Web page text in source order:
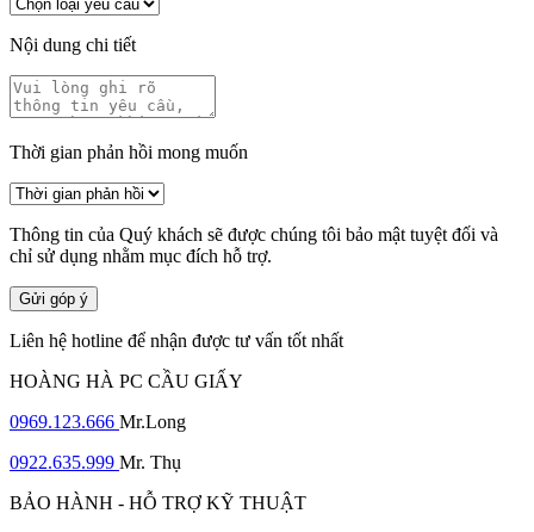
Nội dung chi tiết
Thời gian phản hồi mong muốn
Thông tin của Quý khách sẽ được chúng tôi bảo mật tuyệt đối và
chỉ sử dụng nhằm mục đích hỗ trợ.
Gửi góp ý
Liên hệ hotline để nhận được tư vấn tốt nhất
HOÀNG HÀ PC CẦU GIẤY
0969.123.666 Mr.Long
0922.635.999 Mr. Thụ
BẢO HÀNH - HỖ TRỢ KỸ THUẬT